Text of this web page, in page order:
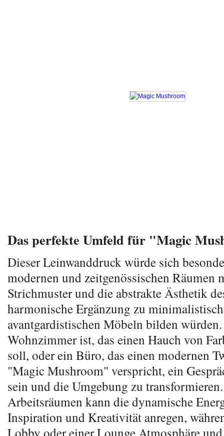
Das perfekte Umfeld für "Magic
Dieser Leinwanddruck würde sich
modernen und zeitgenössischen Räumen
Strichmuster und die abstrakte Ästhetik
harmonische Ergänzung zu
avantgardistischen Möbeln bilden
Wohnzimmer ist, das einen Hauch von
soll, oder ein Büro, das einen modernen
"Magic Mushroom" verspricht, ein
sein und die Umgebung zu
Arbeitsräumen kann die dynamische
Inspiration und Kreativität anregen,
Lobby oder einer Lounge Atmosphäre